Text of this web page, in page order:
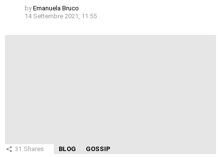
by Emanuela Bruco
14 Settembre 2021, 11:55
31 Shares BLOG GOSSIP